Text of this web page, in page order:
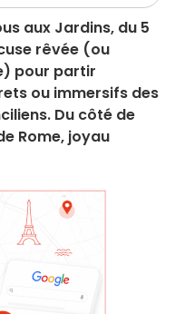
aux Jardins, du 5
rêvée (ou
pour partir
ou immersifs des
Du côté de
Rome, joyau